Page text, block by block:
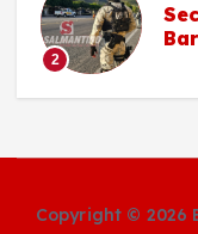
2
Copyright © 2026